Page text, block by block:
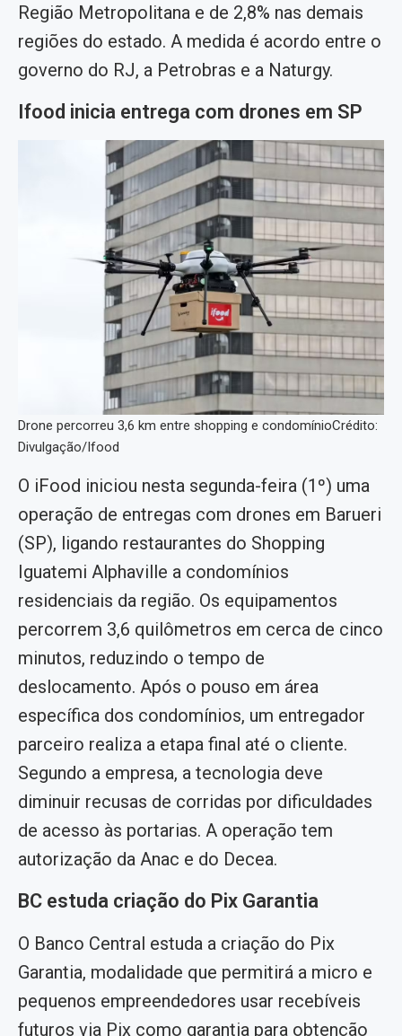
Região Metropolitana e de 2,8% nas demais
regiões do estado. A medida é acordo entre o
governo do RJ, a Petrobras e a Naturgy.
Ifood inicia entrega com drones em SP
Drone percorreu 3,6 km entre shopping e condomínioCrédito:
Divulgação/Ifood
O iFood iniciou nesta segunda-feira (1º) uma
operação de entregas com drones em Barueri
(SP), ligando restaurantes do Shopping
Iguatemi Alphaville a condomínios
residenciais da região. Os equipamentos
percorrem 3,6 quilômetros em cerca de cinco
minutos, reduzindo o tempo de
deslocamento. Após o pouso em área
específica dos condomínios, um entregador
parceiro realiza a etapa final até o cliente.
Segundo a empresa, a tecnologia deve
diminuir recusas de corridas por dificuldades
de acesso às portarias. A operação tem
autorização da Anac e do Decea.
BC estuda criação do Pix Garantia
O Banco Central estuda a criação do Pix
Garantia, modalidade que permitirá a micro e
pequenos empreendedores usar recebíveis
futuros via Pix como garantia para obtenção